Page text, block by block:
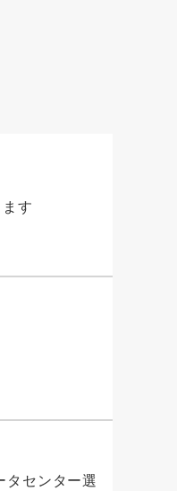
す
タセンター選